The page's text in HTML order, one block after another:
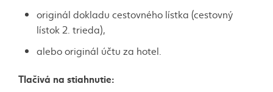
originál dokladu cestovného lístka (cestovný
lístok 2. trieda),
alebo originál účtu za hotel.
Tlačivá na stiahnutie: